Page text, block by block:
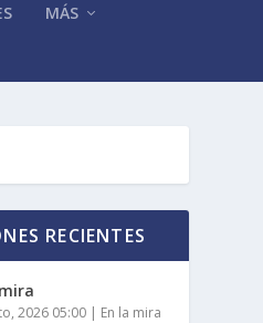
MÁS
RECIENTES
2026 05:00 | En la mira